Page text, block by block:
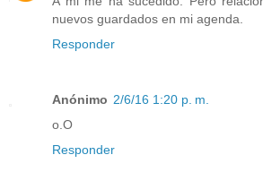
nuevos guardados en mi agenda.
Responder
Anónimo 2/6/16 1:20 p. m.
o.O
Responder